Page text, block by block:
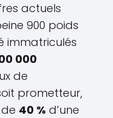
actuels
900 poids
immatriculés
000
de
prometteur,
40 % d’une